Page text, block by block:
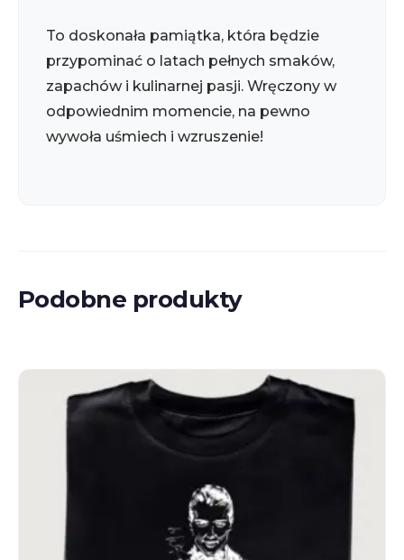
To doskonała pamiątka, która będzie
przypominać o latach pełnych smaków,
zapachów i kulinarnej pasji. Wręczony w
odpowiednim momencie, na pewno
wywoła uśmiech i wzruszenie!
Podobne produkty